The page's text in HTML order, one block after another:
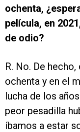
ochenta,
película, en
de odio?
R. No. De
ochenta y en el
lucha de los
peor pesadilla
íbamos a estar